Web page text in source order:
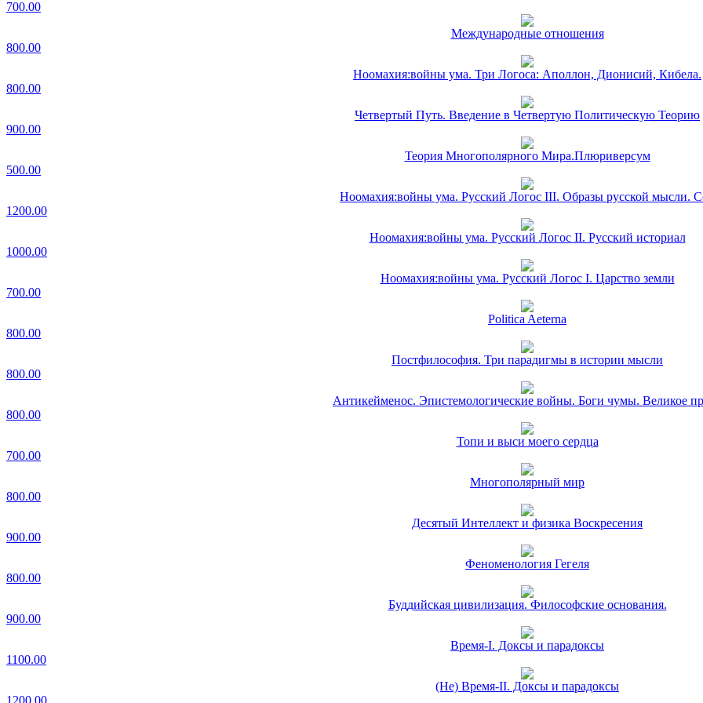
700.00
Международные отношения
800.00
Ноомахия:войны ума. Три Логоса: Аполлон, Дионисий, Кибела.
800.00
Четвертый Путь. Введение в Четвертую Политическую Теорию
900.00
Теория Многополярного Мира.Плюриверсум
500.00
Ноомахия:войны ума. Русский Логос III. Образы русской мысли.
1200.00
Ноомахия:войны ума. Русский Логос II. Русский историал
1000.00
Ноомахия:войны ума. Русский Логос I. Царство земли
700.00
Politica Aeterna
800.00
Постфилософия. Три парадигмы в истории мысли
800.00
Антикейменос. Эпистемологические войны. Боги чумы. Великое
800.00
Топи и выси моего сердца
700.00
Многополярный мир
800.00
Десятый Интеллект и физика Воскресения
900.00
Феноменология Гегеля
800.00
Буддийская цивилизация. Философские основания.
900.00
Время-I. Доксы и парадоксы
1100.00
(Не) Время-II. Доксы и парадоксы
1200.00